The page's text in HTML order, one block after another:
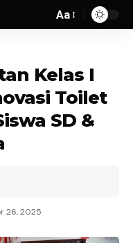
Aa
Kelas I
Toilet
SD &
26, 2025